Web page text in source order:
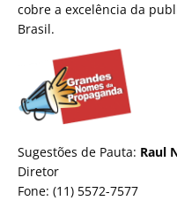
cobre a excelência da
Brasil.
Sugestões de Pauta: Raul
Diretor
Fone: (11) 5572-7577